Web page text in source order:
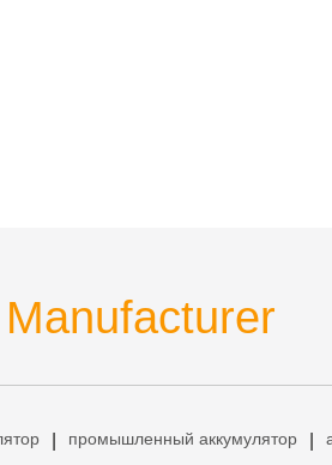
промышленный аккумулятор